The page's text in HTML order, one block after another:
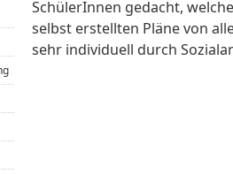
SchülerInnen gedacht,
selbst erstellten Pläne von
sehr individuell durch